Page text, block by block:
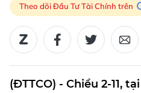
Theo dõi Đầu Tư Tài Chính trên
(ĐTTCO) - Chiều 2-11,